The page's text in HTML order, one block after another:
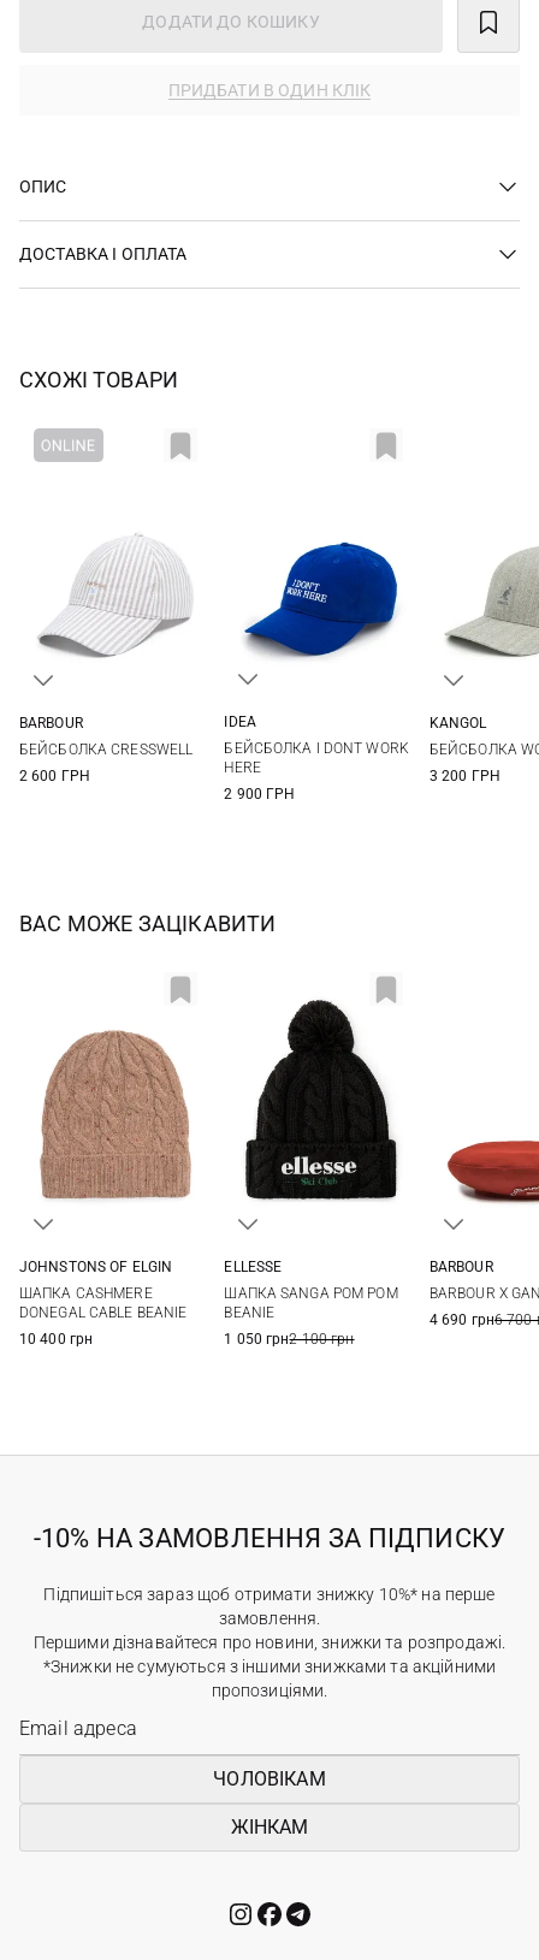
ДОДАТИ ДО КОШИКУ
ПРИДБАТИ В ОДИН КЛІК
ОПИС
ДОСТАВКА І ОПЛАТА
СХОЖІ ТОВАРИ
BARBOUR
БЕЙСБОЛКА CRESSWELL
2 600 ГРН
IDEA
БЕЙСБОЛКА I DONT WORK
HERE
2 900 ГРН
KANGOL
БЕЙСБОЛКА
3 200 ГРН
ВАС МОЖЕ ЗАЦІКАВИТИ
JOHNSTONS OF ELGIN
ШАПКА CASHMERE
DONEGAL CABLE BEANIE
10 400 грн
ELLESSE
ШАПКА SANGA POM POM
BEANIE
1 050 грн2 100 грн
BARBOUR
BARBOUR X
4 690 грн6 700
-10% НА ЗАМОВЛЕННЯ ЗА ПІДПИСКУ
Підпишіться зараз щоб отримати знижку 10%* на перше
замовлення.
Першими дізнавайтеся про новини, знижки та розпродажі.
*Знижки не сумуються з іншими знижками та акційними
пропозиціями.
ЧОЛОВІКАМ
ЖІНКАМ